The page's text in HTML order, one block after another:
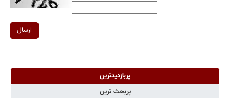
ارسال
پربازدیدترین
پربحث ترین